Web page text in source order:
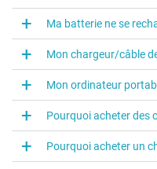
Ma batterie ne se
Mon chargeur/câble
Mon ordinateur
Pourquoi acheter des
Pourquoi acheter un